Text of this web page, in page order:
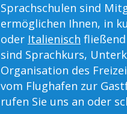
Sprachschulen sind
ermöglichen Ihnen, in
oder Italienisch
sind Sprachkurs,
Organisation des
vom Flughafen zur
rufen Sie uns an oder